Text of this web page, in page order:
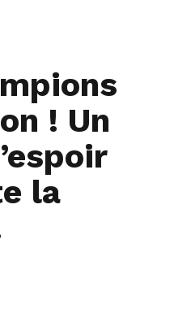
! Un
la